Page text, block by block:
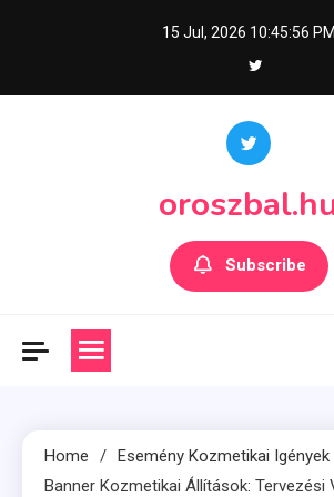
15 Jul, 2026 10:45:58 PM
Subscribe
Home
Esemény Kozmetikai Igények
Banner Kozmetikai Állítások: Tervezési